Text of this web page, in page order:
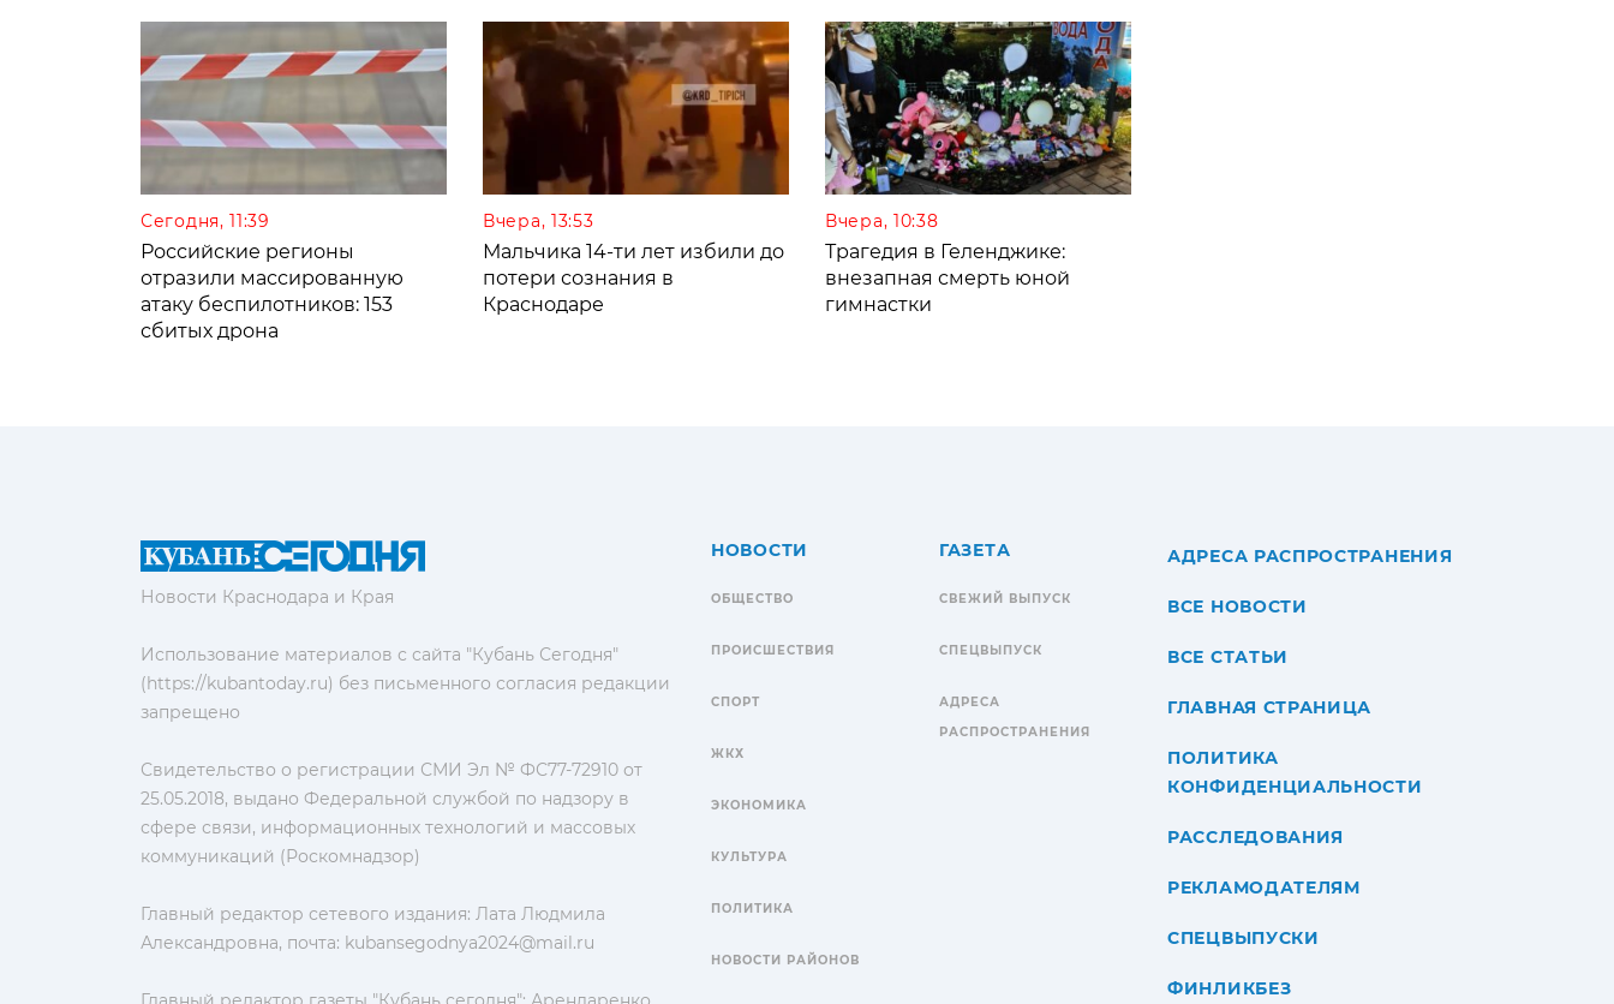
Сегодня, 11:39
Российские регионы
отразили массированную
атаку беспилотников: 153
сбитых дрона
Вчера, 13:53
Мальчика 14-ти лет избили до
потери сознания в
Краснодаре
Вчера, 10:38
Трагедия в Геленджике:
внезапная смерть юной
гимнастки
Новости Краснодара и Края
Использование материалов с сайта "Кубань Сегодня"
(https://kubantoday.ru) без письменного согласия редакции
запрещено
Свидетельство о регистрации СМИ Эл № ФС77-72910 от
25.05.2018, выдано Федеральной службой по надзору в
сфере связи, информационных технологий и массовых
коммуникаций (Роскомнадзор)
Главный редактор сетевого издания: Лата Людмила
Александровна, почта: kubansegodnya2024@mail.ru
НОВОСТИ
ОБЩЕСТВО
ПРОИСШЕСТВИЯ
СПОРТ
ЖКХ
ЭКОНОМИКА
КУЛЬТУРА
ПОЛИТИКА
НОВОСТИ РАЙОНОВ
ГАЗЕТА
СВЕЖИЙ ВЫПУСК
СПЕЦВЫПУСК
АДРЕСА
РАСПРОСТРАНЕНИЯ
АДРЕСА РАСПРОСТРАНЕНИЯ
ВСЕ НОВОСТИ
ВСЕ СТАТЬИ
ГЛАВНАЯ СТРАНИЦА
ПОЛИТИКА
КОНФИДЕНЦИАЛЬНОСТИ
РАССЛЕДОВАНИЯ
РЕКЛАМОДАТЕЛЯМ
СПЕЦВЫПУСКИ
ФИНЛИКБЕЗ